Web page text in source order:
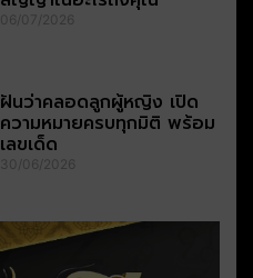
06/07/2026
ฝันว่าคลอดลูกผู้หญิง เปิด
ความหมายครบทุกมิติ พร้อม
เลขเด็ด
30/06/2026